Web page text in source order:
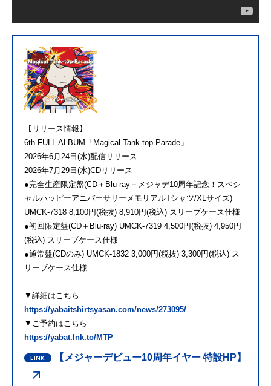
【リリース情報】
6th FULL ALBUM「Magical Tank-top Parade」
2026年6月24日(水)配信リリース
2026年7月29日(水)CDリリース
●完全生産限定盤(CD＋Blu-ray＋メジャデ10周年記念！スペシ
ャルハッピーアニバーサリーメモリアルTシャツ/XLサイズ)
UMCK-7318 8,100円(税抜) 8,910円(税込) スリーブケース仕様
●初回限定盤(CD＋Blu-ray) UMCK-7319 4,500円(税抜) 4,950円
(税込) スリーブケース仕様
●通常盤(CDのみ) UMCK-1832 3,000円(税抜) 3,300円(税込) ス
リーブケース仕様
▼詳細はこちら
https://yabaitshirtsyasan.com/news/273095/
▼ご予約はこちら
https://yabat.lnk.to/MTP
【メジャーデビュー10周年イヤー 特設HP】